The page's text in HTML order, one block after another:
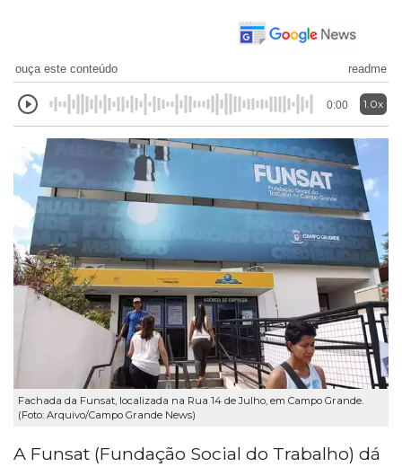
ouça este conteúdo readme
0:00 1.0x
Fachada da Funsat, localizada na Rua 14 de Julho, em Campo Grande.
(Foto: Arquivo/Campo Grande News)
A Funsat (Fundação Social do Trabalho) dá